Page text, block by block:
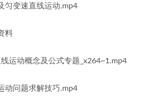
匀变速直线运动.mp4
料
运动概念及公式专题_x264~1.mp4
动问题求解技巧.mp4